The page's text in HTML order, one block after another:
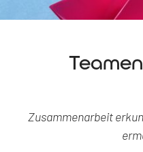
Zusammenarbeit